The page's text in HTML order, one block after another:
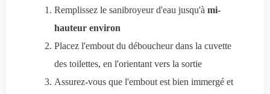
Remplissez le sanibroyeur d'eau jusqu'à mi-
hauteur environ
Placez l'embout du déboucheur dans la cuvette
des toilettes, en l'orientant vers la sortie
Assurez-vous que l'embout est bien immergé et